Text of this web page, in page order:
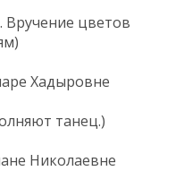
Вручение цветов
Хадыровне
танец.)
Николаевне